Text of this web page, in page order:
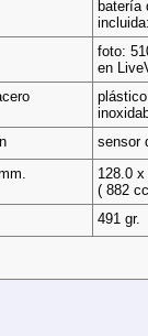
batería
foto:
en
sensor
128.0
( 882
491 gr.